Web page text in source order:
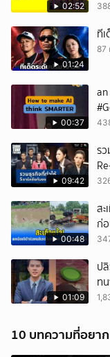
02:52
01:24
ที
87
00:37
09:42
ร
00:48
ส
ก่
01:09
ป
ท
10 บทความที่อยา